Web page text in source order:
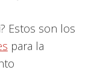
Estos son los
para la